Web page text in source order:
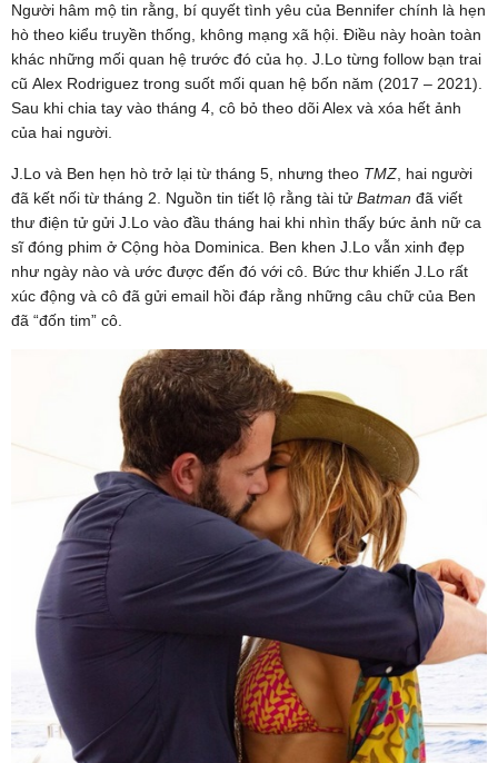
Người hâm mộ tin rằng, bí quyết tình yêu của Bennifer chính là hẹn
hò theo kiểu truyền thống, không mạng xã hội. Điều này hoàn toàn
khác những mối quan hệ trước đó của họ. J.Lo từng follow bạn trai
cũ Alex Rodriguez trong suốt mối quan hệ bốn năm (2017 – 2021).
Sau khi chia tay vào tháng 4, cô bỏ theo dõi Alex và xóa hết ảnh
của hai người.
J.Lo và Ben hẹn hò trở lại từ tháng 5, nhưng theo TMZ, hai người
đã kết nối từ tháng 2. Nguồn tin tiết lộ rằng tài tử Batman đã viết
thư điện tử gửi J.Lo vào đầu tháng hai khi nhìn thấy bức ảnh nữ ca
sĩ đóng phim ở Cộng hòa Dominica. Ben khen J.Lo vẫn xinh đẹp
như ngày nào và ước được đến đó với cô. Bức thư khiến J.Lo rất
xúc động và cô đã gửi email hồi đáp rằng những câu chữ của Ben
đã “đốn tim” cô.